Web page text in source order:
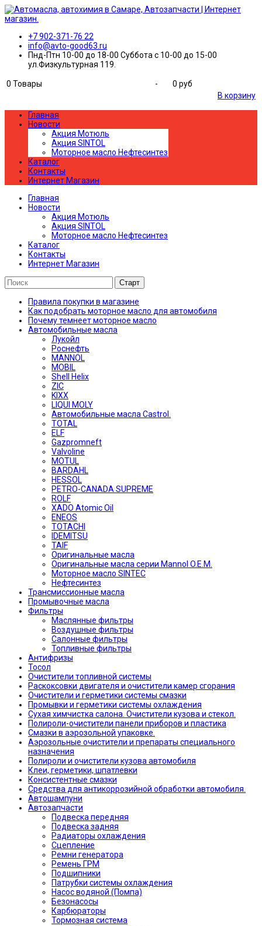
+7 902-371-76 22
info@avto-good63.ru
Пнд-Птн 10-00 до 18-00 Суббота с 10-00 до 15-00
ул.Физкультурная 119.
0 Товары -
0 руб
В корзину
Главная
Новости
Акция Мотюль
Акция SINTOL
Моторное масло Нефтесинтез
Каталог
Контакты
Интернет Магазин
Главная
Новости
Акция Мотюль
Акция SINTOL
Моторное масло Нефтесинтез
Каталог
Контакты
Интернет Магазин
Правила покупки в магазине
Как подобрать моторное масло для автомобиля
Почему темнеет моторное масло
Автомобильные масла
Лукойл
Роснефть
MANNOL
MOBIL
Shell Helix
ZIC
KIXX
LIQUI MOLY
Автомобильные масла Castrol.
TOTAL
ELF
Gazpromneft
Valvoline
MOTUL
BARDAHL
HESSOL
PETRO-CANADA SUPREME
ROLF
XADO Atomic Oil
ENEOS
TOTACHI
IDEMITSU
TAIF
Оригинальные масла
Оригинальные масла серии Mannol O.E.M.
Моторное масло SINTEC
Нефтесинтез
Трансмиссионные масла
Промывочные масла
Фильтры
Маслянные фильтры
Воздушные фильтры
Салонные фильтры
Топливные фильтры
Антифризы
Тосол
Очистители топливной системы
Раскоксовки двигателя и очистители камер сгорания
Очистители и герметики системы смазки
Промывки и герметики системы охлаждения
Сухая химчистка салона. Очистители кузова и стекол.
Полироли-очистители панели приборов и пластика
Смазки в аэрозольной упаковке.
Аэрозольные очистители и препараты специального
назначения
Полироли и очистители кузова автомобиля
Клеи, герметики, шпатлевки
Консистентные смазки
Средства для антикоррозийной обработки автомобиля.
Автошампуни
Автозапчасти
Подвеска передняя
Подвеска задняя
Радиаторы охлаждения
Сцепление
Ремни генератора
Ремень ГРМ
Подшипники
Патрубки системы охлаждения
Насос водяной (Помпа)
Безонасосы
Карбюраторы
Тормозная система